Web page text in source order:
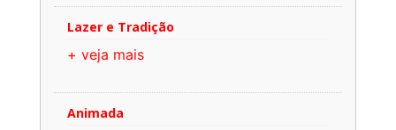
Lazer e Tradição
+ veja mais
Animada